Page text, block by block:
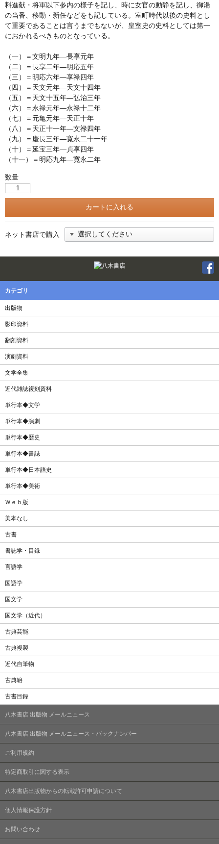
料進献・将軍以下参内の様子を記し、時に女官の動静を記し、御湯
の当番、移動・新任などをも記している。室町時代以後の史料とし
て重要であることは言うまでもないが、皇室史の史料としては第一
におかれるべきものとなっている。
（一）＝文明九年—長享元年
（二）＝長享二年—明応五年
（三）＝明応六年—享禄四年
（四）＝天文元年—天文十四年
（五）＝天文十五年—弘治三年
（六）＝永禄元年—永禄十二年
（七）＝元亀元年—天正十年
（八）＝天正十一年—文禄四年
（九）＝慶長三年—寛永二十一年
（十）＝延宝三年—貞享四年
（十一）＝明応九年—寛永二年
数量
ネット書店で購入
Twitter
カテゴリ
出版物
影印資料
翻刻資料
演劇資料
文学全集
近代雑誌複刻資料
単行本◆文学
単行本◆演劇
単行本◆歴史
単行本◆書誌
単行本◆日本語史
単行本◆美術
Ｗｅｂ版
美本なし
古書
書誌学・目録
言語学
国語学
国文学
国文学（近代）
古典芸能
古典複製
近代自筆物
古典籍
古書目録
八木書店 出版物 メールニュース
八木書店 出版物 メールニュース・バックナンバー
ご利用規約
特定商取引に関する表示
八木書店出版物からの転載許可申請について
個人情報保護方針
お問い合わせ